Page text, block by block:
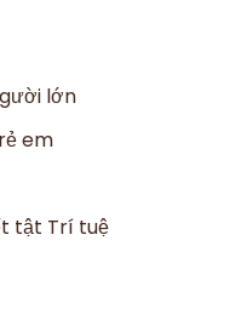
lớn
em
tật Trí tuệ